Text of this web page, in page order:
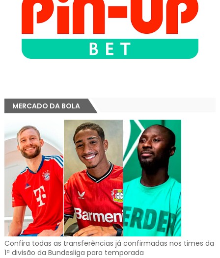
MERCADO DA BOLA
Confira todas as transferências já confirmadas nos times da
1ª divisão da Bundesliga para temporada